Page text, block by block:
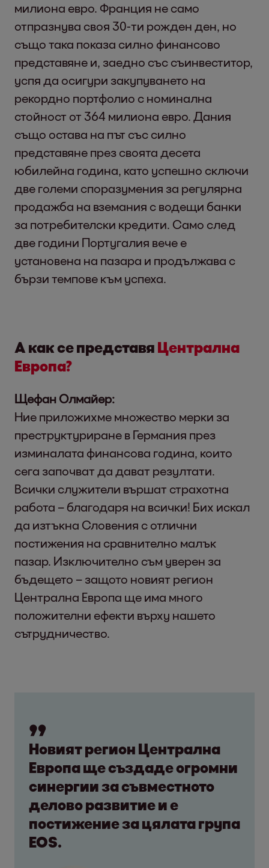
милиона евро. Франция не само
отпразнува своя 30-ти рожден ден, но
също така показа силно финансово
представяне и, заедно със съинвеститор,
успя да осигури закупуването на
рекордно портфолио с номинална
стойност от 364 милиона евро. Дания
също остава на път със силно
представяне през своята десета
юбилейна година, като успешно сключи
две големи споразумения за регулярна
продажба на вземания с водещи банки
за потребителски кредити. Само след
две години Португалия вече е
установена на пазара и продължава с
бързи темпове към успеха.
А как се представя Централна
Европа?
Щефан Олмайер:
Ние приложихме множество мерки за
преструктуриране в Германия през
изминалата финансова година, които
сега започват да дават резултати.
Всички служители вършат страхотна
работа – благодаря на всички! Бих искал
да изтъкна Словения с отлични
постижения на сравнително малък
пазар. Изключително съм уверен за
бъдещето – защото новият регион
Централна Европа ще има много
положителни ефекти върху нашето
сътрудничество.
Новият регион Централна
Европа ще създаде огромни
синергии за съвместното
делово развитие и е
постижение за цялата група
EOS.